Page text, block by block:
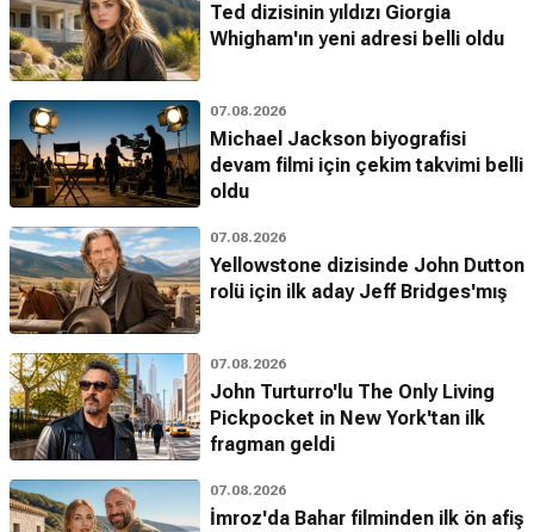
Ted dizisinin yıldızı Giorgia
Whigham'ın yeni adresi belli oldu
07.08.2026
Michael Jackson biyografisi
devam filmi için çekim takvimi belli
oldu
07.08.2026
Yellowstone dizisinde John Dutton
rolü için ilk aday Jeff Bridges'mış
07.08.2026
John Turturro'lu The Only Living
Pickpocket in New York'tan ilk
fragman geldi
07.08.2026
İmroz'da Bahar filminden ilk ön afiş